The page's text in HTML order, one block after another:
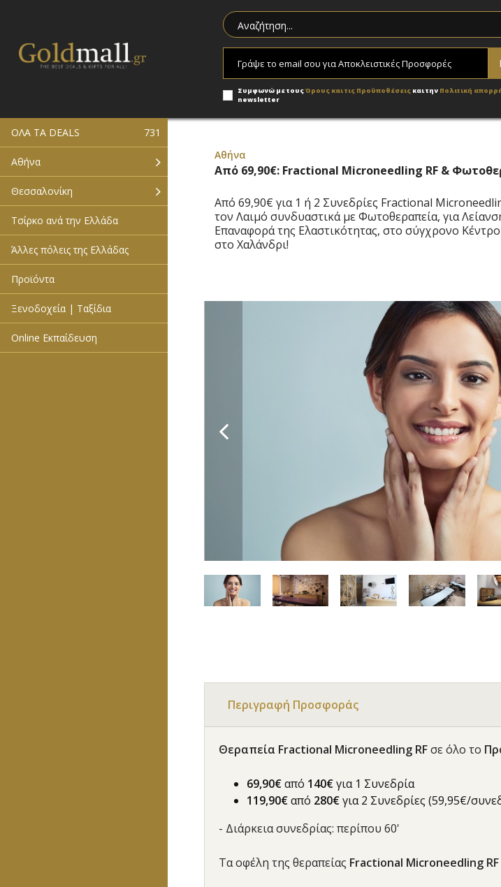
Συμφωνώ με τουςΌρους και τις Προϋποθέσεις και την Πολιτική
newsletter
ΟΛΑ ΤΑ DEALS 731
Αθήνα
Θεσσαλονίκη
Τσίρκο ανά την Ελλάδα
Άλλες πόλεις της Ελλάδας
Προϊόντα
Ξενοδοχεία | Ταξίδια
Online Εκπαίδευση
Αθήνα
Από 69,90€: Fractional Microneedling RF &
Από 69,90€ για 1 ή 2 Συνεδρίες Fractional
τον Λαιμό συνδυαστικά με Φωτοθεραπεία, για
Επαναφορά της Ελαστικότητας, στo σύγχρονο Κέντρο
στο Χαλάνδρι!
Περιγραφή Προσφοράς
Θεραπεία Fractional Microneedling RFσε όλο το
69,90€από 140€για 1 Συνεδρία
119,90€από 280€για 2 Συνεδρίες (59,95€/
- Διάρκεια συνεδρίας: περίπου 60'
Τα οφέλη της θεραπείας Fractional Microneedling RF